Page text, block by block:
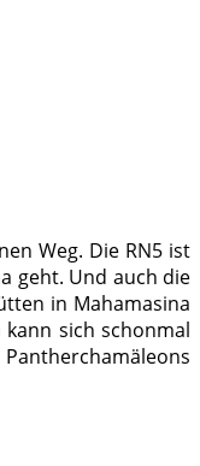
Weg. Die RN5 ist
geht. Und auch die
in Mahamasina
sich schonmal